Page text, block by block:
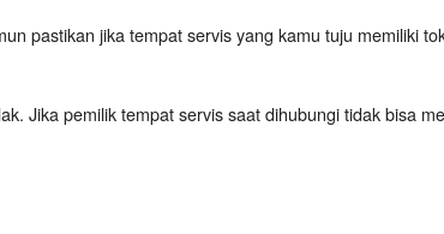
pastikan jika tempat servis yang kamu tuju memiliki
Jika pemilik tempat servis saat dihubungi tidak bisa